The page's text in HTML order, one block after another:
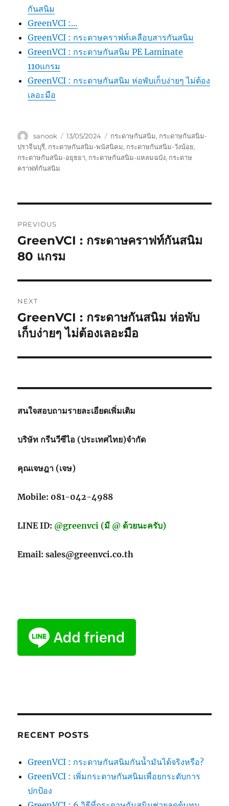
กันสนิม
GreenVCI :…
GreenVCI : กระดาษคราฟท์เคลือบสารกันสนิม
GreenVCI : กระดาษกันสนิม PE Laminate
110แกรม
GreenVCI : กระดาษกันสนิม ห่อพับเก็บง่ายๆ ไม่ต้อง
เลอะมือ
Author
sanook
Posted
on
13/05/2024 Tags
กระดาษกันสนิม, กระดาษกันสนิม-
ปราจีนบุรี, กระดาษกันสนิม-พนัสนิคม, กระดาษกันสนิม-วังน้อย,
กระดาษกันสนิม-อยุธยา, กระดาษกันสนิม-แหลมฉบัง, กระดาษ
คราฟท์กันสนิม
navigation
PREVIOUS
Previous
post:
GreenVCI : กระดาษคราฟท์กันสนิม
80 แกรม
NEXT
Next
post:
GreenVCI : กระดาษกันสนิม ห่อพับ
เก็บง่ายๆ ไม่ต้องเลอะมือ
สนใจสอบถามรายละเอียดเพิ่มเติม
บริษัท กรีนวีซีไอ (ประเทศไทย)จำกัด
คุณเจษฎา (เจษ)
Mobile: 081-042-4988
LINE ID: @greenvci (มี @ ด้วยนะครับ)
Email: sales@greenvci.co.th
RECENT POSTS
GreenVCI : กระดาษกันสนิมกันน้ำมันได้จริงหรือ?
GreenVCI : เพิ่มกระดาษกันสนิมเพื่อยกระดับการ
ปกป้อง